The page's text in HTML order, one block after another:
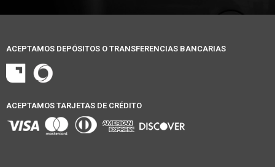
ACEPTAMOS DEPÓSITOS O TRANSFERENCIAS BANCARIAS
ACEPTAMOS TARJETAS DE CRÉDITO